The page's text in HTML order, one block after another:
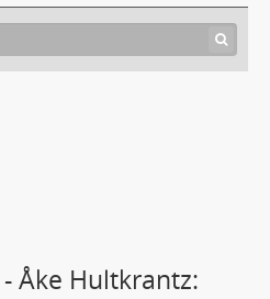
Åke Hultkrantz: